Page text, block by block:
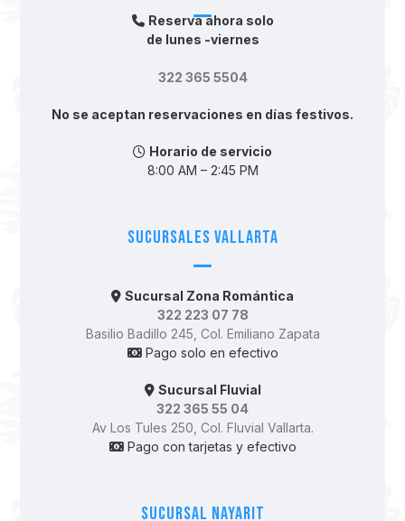
Reserva ahora solo
de lunes -viernes
322 365 5504
No se aceptan reservaciones en días festivos.
Horario de servicio
8:00 AM – 2:45 PM
Sucursales Vallarta
Sucursal Zona Romántica
322 223 07 78
Basilio Badillo 245, Col. Emiliano Zapata
Pago solo en efectivo
Sucursal Fluvial
322 365 55 04
Av Los Tules 250, Col. Fluvial Vallarta.
Pago con tarjetas y efectivo
Sucursal Nayarit